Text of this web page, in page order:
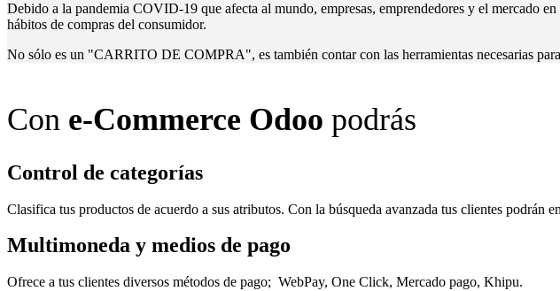
Debido a la pandemia COVID-19 que afecta al mundo, empresas, emprendedores y el mercado
hábitos de compras del consumidor.
No sólo es un "CARRITO DE COMPRA", es también contar con las herramientas necesarias
Con e-Commerce Odoo podrás
Control de categorías
Clasifica tus productos de acuerdo a sus atributos. Con la búsqueda avanzada tus clientes podrán
Multimoneda y medios de pago
Ofrece a tus clientes diversos métodos de pago; WebPay, One Click, Mercado pago, Khipu.